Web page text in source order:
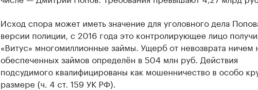
Исход спора может иметь значение для уголовного дела
версии полиции, с 2016 года это контролирующее лицо
«Витус» многомиллионные займы. Ущерб от невозврата ничем
обеспеченных займов определён в 504 млн руб. Действия
подсудимого квалифицированы как мошенничество в особо
размере (ч. 4 ст. 159 УК РФ).